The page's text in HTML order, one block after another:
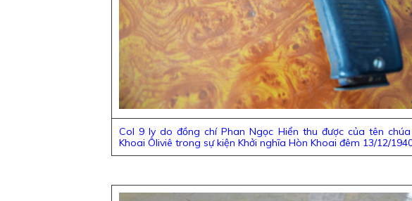
Col 9 ly do đồng chí Phan Ngọc Hiển thu được của tên
Khoai Ôliviê trong sự kiện Khởi nghĩa Hòn Khoai đêm 13/12/